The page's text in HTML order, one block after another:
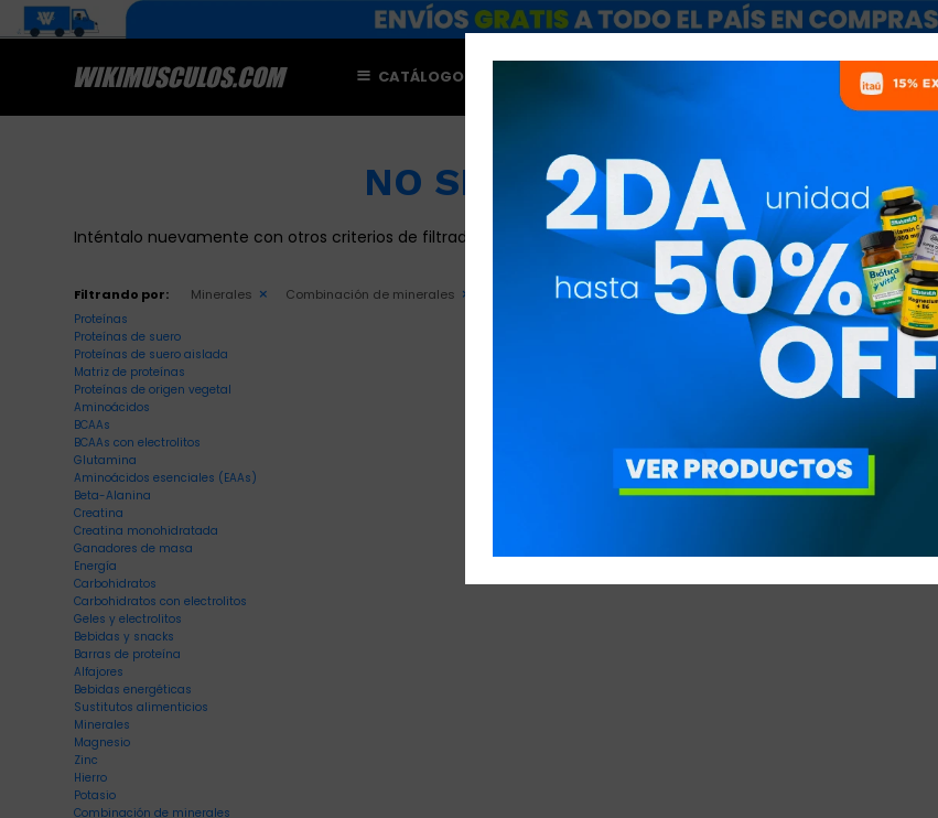
CATÁLOGO NUTRICIONISTAS
NO SE HAN RECUPERADO
Inténtalo nuevamente con otros criterios de filtrado.
Filtrando por: Minerales Combinación de minerales Vitaminway Quitar filtros
Proteínas
Proteínas de suero
Proteínas de suero aislada
Matriz de proteínas
Proteínas de origen vegetal
Aminoácidos
BCAAs
BCAAs con electrolitos
Glutamina
Aminoácidos esenciales (EAAs)
Beta-Alanina
Creatina
Creatina monohidratada
Ganadores de masa
Energía
Carbohidratos
Carbohidratos con electrolitos
Geles y electrolitos
Bebidas y snacks
Barras de proteína
Alfajores
Bebidas energéticas
Sustitutos alimenticios
Minerales
Magnesio
Zinc
Hierro
Potasio
Combinación de minerales